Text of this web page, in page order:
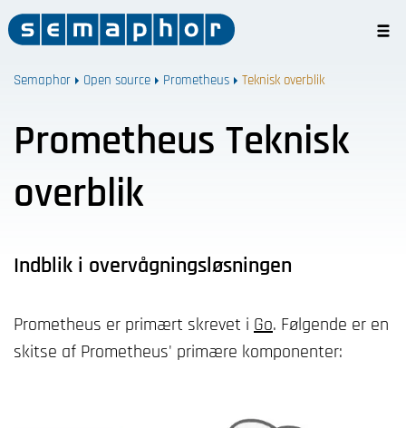
Semaphor Open source Prometheus Teknisk overblik
Prometheus Teknisk
overblik
Indblik i overvågningsløsningen
Prometheus er primært skrevet i Go. Følgende er en
skitse af Prometheus' primære komponenter: